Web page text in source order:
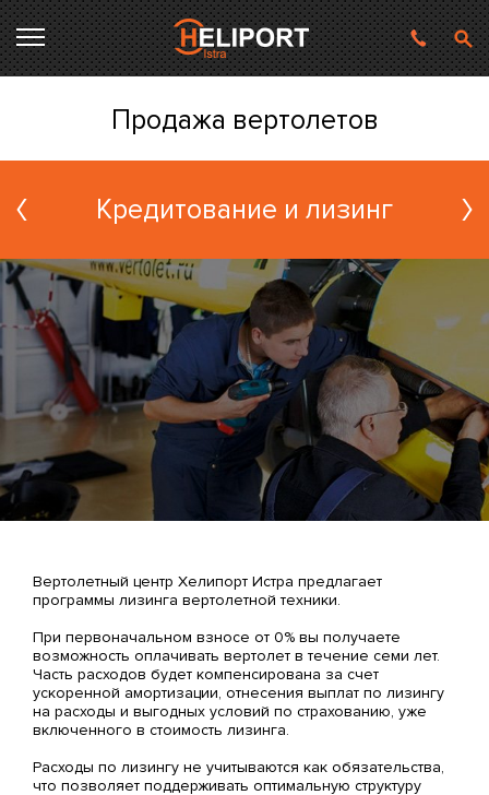
Продажа вертолетов
Кредитование и лизинг
Вертолетный центр Хелипорт Истра предлагает
программы лизинга вертолетной техники.
При первоначальном взносе от 0% вы получаете
возможность оплачивать вертолет в течение семи лет.
Часть расходов будет компенсирована за счет
ускоренной амортизации, отнесения выплат по лизингу
на расходы и выгодных условий по страхованию, уже
включенного в стоимость лизинга.
Расходы по лизингу не учитываются как обязательства,
что позволяет поддерживать оптимальную структуру